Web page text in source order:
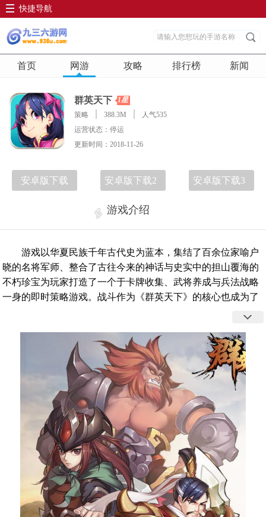
快捷导航
首页 网游 攻略 排行榜 新闻
群英天下
1星
策略
388.3M
人气535
运营状态：停运
更新时间：2018-11-26
安卓版下载 安卓版下载2 安卓版下载3
游戏介绍
游戏以华夏民族千年古代史为蓝本，集结了百余位家喻户
晓的名将军师、整合了古往今来的神话与史实中的担山覆海的
不朽珍宝为玩家打造了一个于卡牌收集、武将养成与兵法战略
一身的即时策略游戏。战斗作为《群英天下》的核心也成为了